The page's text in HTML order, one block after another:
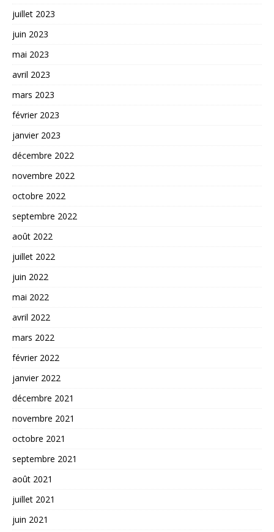
juillet 2023
juin 2023
mai 2023
avril 2023
mars 2023
février 2023
janvier 2023
décembre 2022
novembre 2022
octobre 2022
septembre 2022
août 2022
juillet 2022
juin 2022
mai 2022
avril 2022
mars 2022
février 2022
janvier 2022
décembre 2021
novembre 2021
octobre 2021
septembre 2021
août 2021
juillet 2021
juin 2021